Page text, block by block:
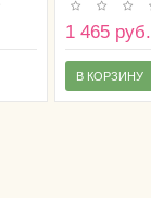
1 465 руб.
В КОРЗИНУ